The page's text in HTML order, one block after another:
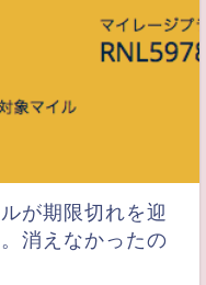
が期限切れを迎
消えなかったの